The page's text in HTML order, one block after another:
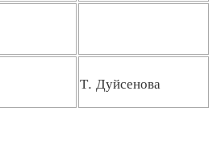
Т. Дуйсенова